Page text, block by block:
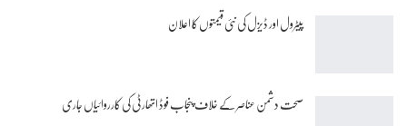
پیٹرول اور ڈیزل کی نئی قیمتوں کا اعلان
صحت دشمن عناصر کے خلاف پنجاب فوڈ اتھارٹی کی کارروائیاں جاری